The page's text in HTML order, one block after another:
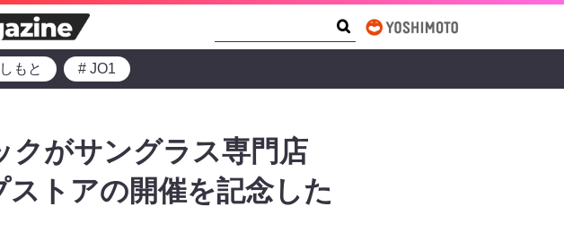
もと # JO1
クがサングラス専門店
ストアの開催を記念した